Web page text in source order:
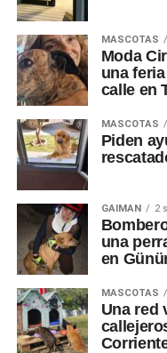
MASCOTAS
Moda
una
calle en
MASCOTAS
Piden
GAIMAN 2
una
en
MASCOTAS
Una red